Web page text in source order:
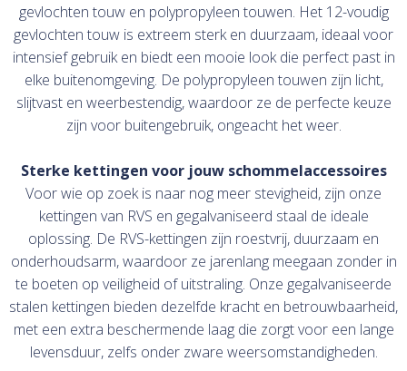
gevlochten touw en polypropyleen touwen. Het 12-voudig
gevlochten touw is extreem sterk en duurzaam, ideaal voor
intensief gebruik en biedt een mooie look die perfect past in
elke buitenomgeving. De polypropyleen touwen zijn licht,
slijtvast en weerbestendig, waardoor ze de perfecte keuze
zijn voor buitengebruik, ongeacht het weer.
Sterke kettingen voor jouw schommelaccessoires
Voor wie op zoek is naar nog meer stevigheid, zijn onze
kettingen van RVS en gegalvaniseerd staal de ideale
oplossing. De RVS-kettingen zijn roestvrij, duurzaam en
onderhoudsarm, waardoor ze jarenlang meegaan zonder in
te boeten op veiligheid of uitstraling. Onze gegalvaniseerde
stalen kettingen bieden dezelfde kracht en betrouwbaarheid,
met een extra beschermende laag die zorgt voor een lange
levensduur, zelfs onder zware weersomstandigheden.